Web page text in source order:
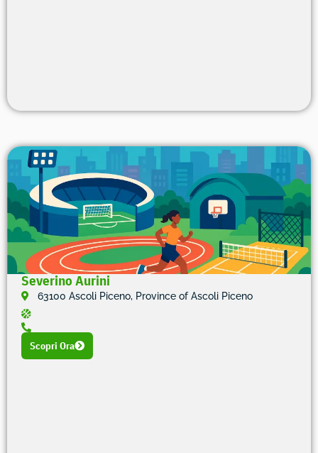
Severino Aurini
63100 Ascoli Piceno, Province of Ascoli Piceno
Scopri Ora